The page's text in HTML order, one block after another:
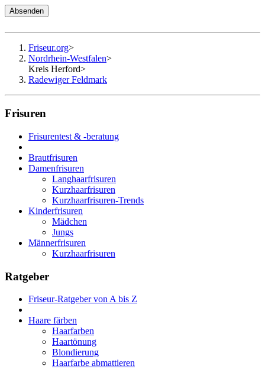
Absenden
Friseur.org>
Nordrhein-Westfalen>
Kreis Herford>
Radewiger Feldmark
Frisuren
Frisurentest & -beratung
Brautfrisuren
Damenfrisuren
Langhaarfrisuren
Kurzhaarfrisuren
Kurzhaarfrisuren-Trends
Kinderfrisuren
Mädchen
Jungs
Männerfrisuren
Kurzhaarfrisuren
Ratgeber
Friseur-Ratgeber von A bis Z
Haare färben
Haarfarben
Haartönung
Blondierung
Haarfarbe abmattieren